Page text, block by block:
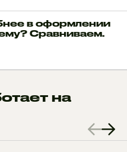
в оформлении
Сравниваем.
на